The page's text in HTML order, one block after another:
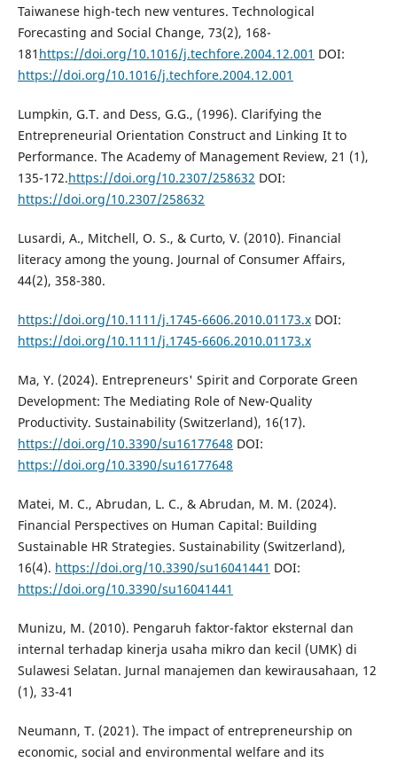
Taiwanese high-tech new ventures. Technological
Forecasting and Social Change, 73(2), 168-
181 https://doi.org/10.1016/j.techfore.2004.12.001 DOI:
https://doi.org/10.1016/j.techfore.2004.12.001
Lumpkin, G.T. and Dess, G.G., (1996). Clarifying the
Entrepreneurial Orientation Construct and Linking It to
Performance. The Academy of Management Review, 21 (1),
135-172.https://doi.org/10.2307/258632 DOI:
https://doi.org/10.2307/258632
Lusardi, A., Mitchell, O. S., & Curto, V. (2010). Financial
literacy among the young. Journal of Consumer Affairs,
44(2), 358-380.
https://doi.org/10.1111/j.1745-6606.2010.01173.xDOI:
https://doi.org/10.1111/j.1745-6606.2010.01173.x
Ma, Y. (2024). Entrepreneurs' Spirit and Corporate Green
Development: The Mediating Role of New-Quality
Productivity. Sustainability (Switzerland), 16(17).
https://doi.org/10.3390/su16177648 DOI:
https://doi.org/10.3390/su16177648
Matei, M. C., Abrudan, L. C., & Abrudan, M. M. (2024).
Financial Perspectives on Human Capital: Building
Sustainable HR Strategies. Sustainability (Switzerland),
16(4). https://doi.org/10.3390/su16041441 DOI:
https://doi.org/10.3390/su16041441
Munizu, M. (2010). Pengaruh faktor-faktor eksternal dan
internal terhadap kinerja usaha mikro dan kecil (UMK) di
Sulawesi Selatan. Jurnal manajemen dan kewirausahaan, 12
(1), 33-41
Neumann, T. (2021). The impact of entrepreneurship on
economic, social and environmental welfare and its